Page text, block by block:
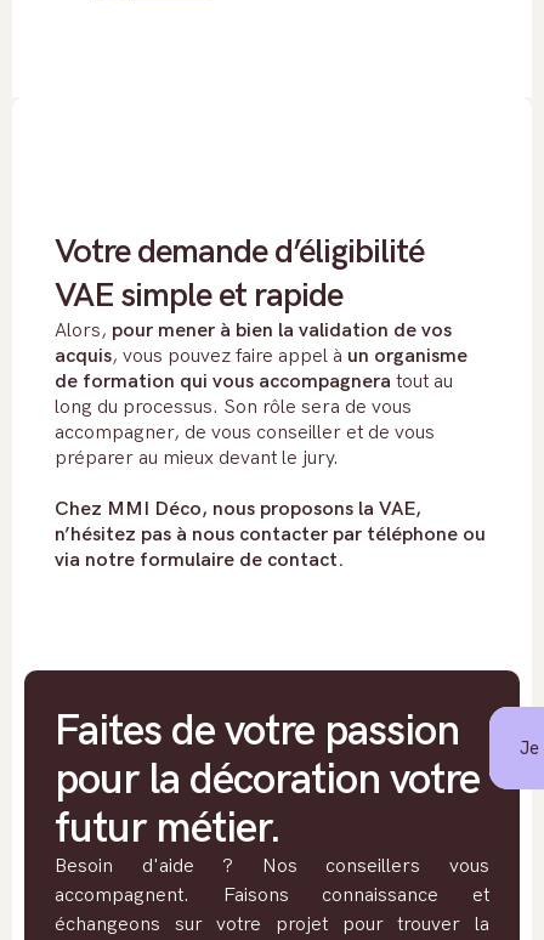
Votre demande d’éligibilité
VAE simple et rapide
Alors, pour mener à bien la validation de vos
acquis, vous pouvez faire appel à un organisme
de formation qui vous accompagnera tout au
long du processus. Son rôle sera de vous
accompagner, de vous conseiller et de vous
préparer au mieux devant le jury.
Chez MMI Déco, nous proposons la VAE,
n’hésitez pas à nous contacter par téléphone ou
via notre formulaire de contact.
Faites de votre passion
pour la décoration votre
futur métier.
Besoin d'aide ? Nos conseillers vous
accompagnent. Faisons connaissance et
échangeons sur votre projet pour trouver la
Je